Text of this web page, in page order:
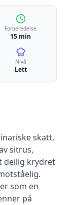
Forberedelse
15 min
Nivå
Lett
skatt.
sitrus,
deilig krydret
som en
på